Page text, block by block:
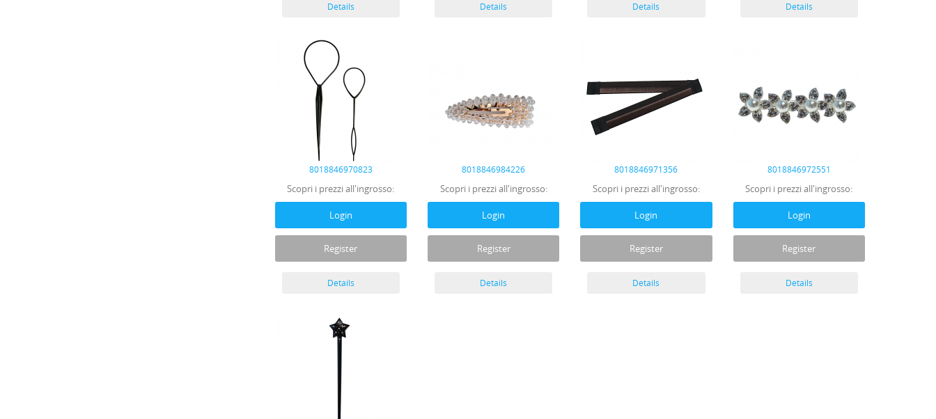
Details Details Details Details
8018846970823
Scopri i prezzi all'ingrosso:
Login
Register
Details
8018846984226
Scopri i prezzi all'ingrosso:
Login
Register
Details
8018846971356
Scopri i prezzi all'ingrosso:
Login
Register
Details
8018846972551
Scopri i prezzi all'ingrosso:
Login
Register
Details